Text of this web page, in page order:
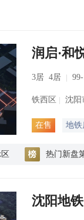
润启·和
3居 4居
铁西区 沈阳
在售 地铁
热门新盘
沈阳地